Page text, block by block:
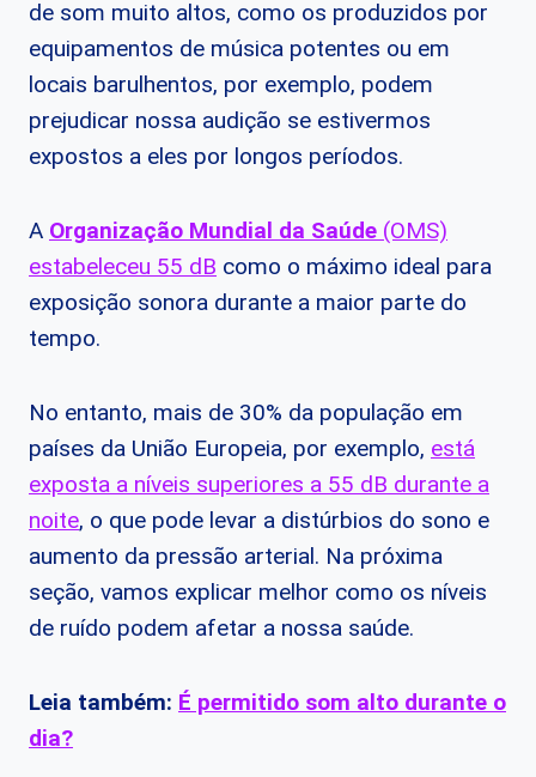
de som muito altos, como os produzidos por
equipamentos de música potentes ou em
locais barulhentos, por exemplo, podem
prejudicar nossa audição se estivermos
expostos a eles por longos períodos.
A Organização Mundial da Saúde (OMS)
estabeleceu 55 dB como o máximo ideal para
exposição sonora durante a maior parte do
tempo.
No entanto, mais de 30% da população em
países da União Europeia, por exemplo, está
exposta a níveis superiores a 55 dB durante a
noite, o que pode levar a distúrbios do sono e
aumento da pressão arterial. Na próxima
seção, vamos explicar melhor como os níveis
de ruído podem afetar a nossa saúde.
Leia também: É permitido som alto durante o
dia?